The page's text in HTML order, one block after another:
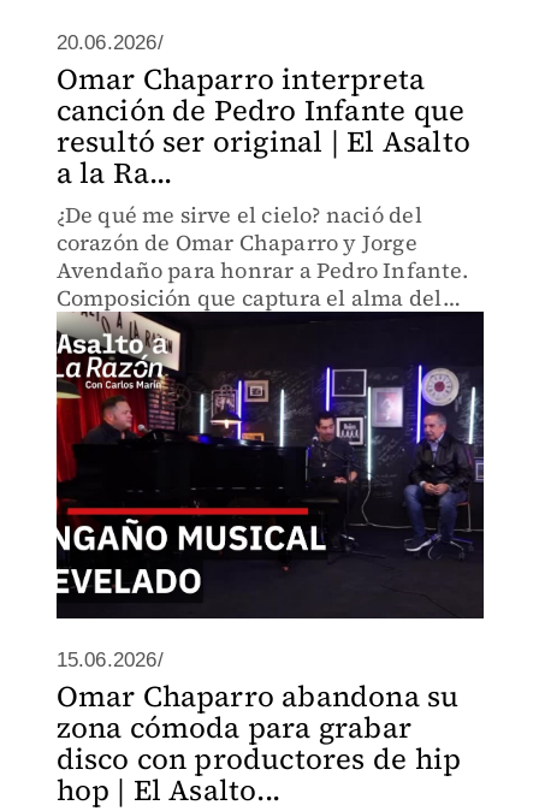
20.06.2026/
Omar Chaparro interpreta
canción de Pedro Infante que
resultó ser original | El Asalto
a la Ra...
¿De qué me sirve el cielo? nació del
corazón de Omar Chaparro y Jorge
Avendaño para honrar a Pedro Infante.
Composición que captura el alma del
maestro sinaloense, grabada también
por Diego Verdaguer y Amanda Miguel.
15.06.2026/
Omar Chaparro abandona su
zona cómoda para grabar
disco con productores de hip
hop | El Asalto...